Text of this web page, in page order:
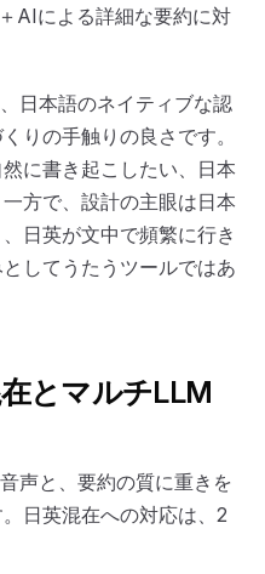
AIによる詳細な要約に対
日本語のネイティブな認
りの手触りの良さです。
に書き起こしたい、日本
方で、設計の主眼は日本
日英が文中で頻繁に行き
してうたうツールではあ
とマルチLLM
声と、要約の質に重きを
日英混在への対応は、2